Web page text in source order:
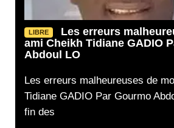
LIBRE
Les erreurs
ami Cheikh Tidiane GADIO
Abdoul LO
Les erreurs malheureuses de
Tidiane GADIO Par Gourmo
fin des